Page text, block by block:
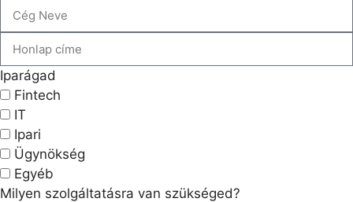
Iparágad
Fintech
IT
Ipari
Ügynökség
Egyéb
Milyen szolgáltatásra van szükséged?